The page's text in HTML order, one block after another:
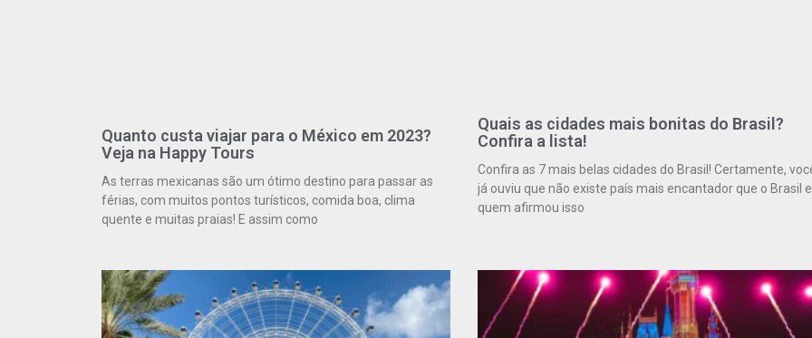
Quanto custa viajar para o México em 2023?
Veja na Happy Tours
As terras mexicanas são um ótimo destino para passar as
férias, com muitos pontos turísticos, comida boa, clima
quente e muitas praias! E assim como
Quais as cidades mais bonitas do Brasil?
Confira a lista!
Confira as 7 mais belas cidades do Brasil! Certamente,
já ouviu que não existe país mais encantador que o Brasil e
quem afirmou isso